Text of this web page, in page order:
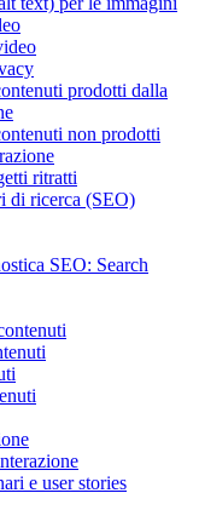
prodotti dalla
non prodotti
ritratti
di ricerca (SEO)
SEO: Search
e user stories